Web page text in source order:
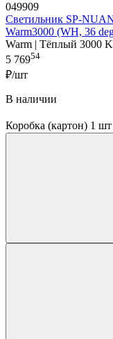
049909
Светильник SP-
Warm3000 (WH, 36
Warm | Тёплый 3000 K
5 76954
₽/шт
В наличии
Коробка (картон) 1